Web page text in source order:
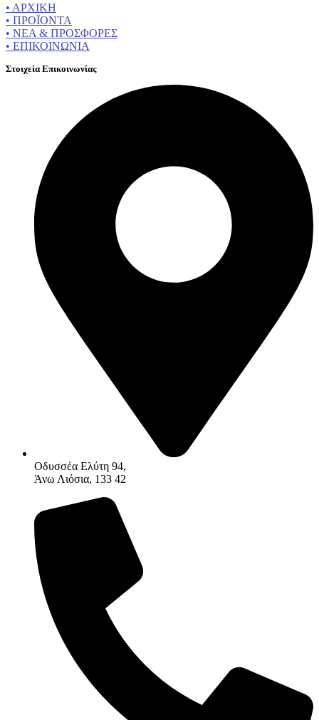
• ΑΡΧΙΚΗ
• ΠΡΟΪΟΝΤΑ
• ΝΕΑ & ΠΡΟΣΦΟΡΕΣ
• ΕΠΙΚΟΙΝΩΝΙΑ
Στοιχεία Επικοινωνίας
Οδυσσέα Ελύτη 94,
Άνω Λιόσια, 133 42